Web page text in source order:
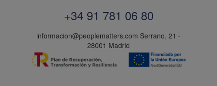
+34 91 781 06 80
informacion@peoplematters.com Serrano, 21 -
28001 Madrid